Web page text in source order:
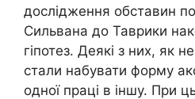
дослідження обставин
Сильвана до Таврики
гіпотез. Деякі з них, як
стали набувати форму
одної праці в іншу. При